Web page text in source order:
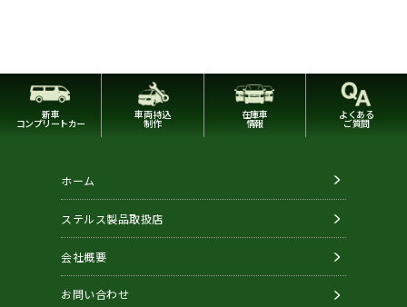
新車
コンプリートカー
車両持込
制作
在庫車
情報
よくある
ご質問
ホーム
ステルス製品取扱店
会社概要
お問い合わせ